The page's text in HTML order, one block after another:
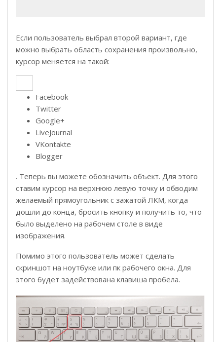
Если пользователь выбрал второй вариант, где
можно выбрать область сохранения произвольно,
курсор меняется на такой:
Facebook
Twitter
Google+
LiveJournal
VKontakte
Blogger
. Теперь вы можете обозначить объект. Для этого
ставим курсор на верхнюю левую точку и обводим
желаемый прямоугольник с зажатой ЛКМ, когда
дошли до конца, бросить кнопку и получить то, что
было выделено на рабочем столе в виде
изображения.
Помимо этого пользователь может сделать
скриншот на ноутбуке или пк рабочего окна. Для
этого будет задействована клавиша пробела.